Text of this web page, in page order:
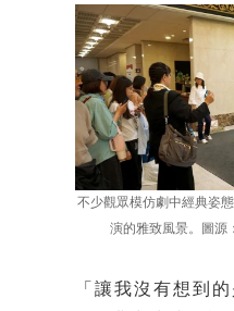
不少觀眾模仿劇中經典姿
演的雅致風景。圖源
「讓我沒有想到